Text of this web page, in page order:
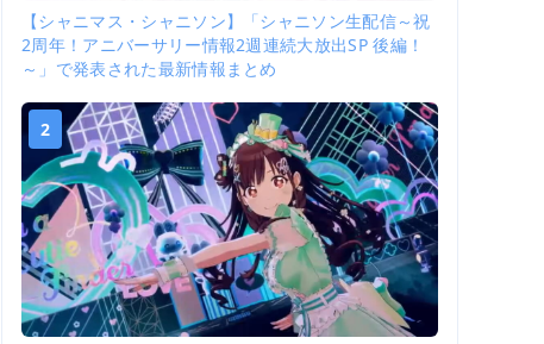
【シャニマス・シャニソン】「シャニソン生配信～祝
2周年！アニバーサリー情報2週連続大放出SP 後編！
～」で発表された最新情報まとめ
2